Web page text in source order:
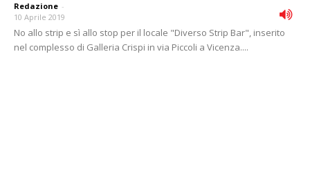
Redazione -
10 Aprile 2019
No allo strip e sì allo stop per il locale "Diverso Strip Bar", inserito
nel complesso di Galleria Crispi in via Piccoli a Vicenza....